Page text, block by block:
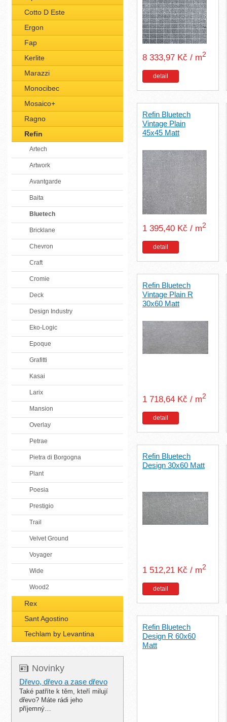
Cotto D Este
Ergon
Fap
Kerlite
Marazzi
Monocibec
Mosaico+
Ragno
Refin
Artech
Artwork
Avantgarde
Baita
Bluetech
Bricklane
Chevron
Craft
Cromie
Deck
Design Industry
Eko-Logic
Epoque
Grafitti
Kasai
Larix
Mansion
Overlay
Petrae
Pietra di Borgogna
Plant
Poesia
Prestigio
Trail
Velvet Ground
Voyager
Wide
Wood2
Rex
Sant Agostino
Techlam by Levantina
Novinky
Dřevo, dřevo a zase dřevo
Také patříte k těm, kteří milují
dřevo? Máte rádi jeho
příjemný…
8 333,97 Kč / m2
detail
Refin Bluetech
Vintage Plain
45x45 Matt
1 395,40 Kč / m2
detail
Refin Bluetech
Vintage Plain R
30x60 Matt
1 718,64 Kč / m2
detail
Refin Bluetech
Design 30x60 Matt
1 512,21 Kč / m2
detail
Refin Bluetech
Design R 60x60
Matt